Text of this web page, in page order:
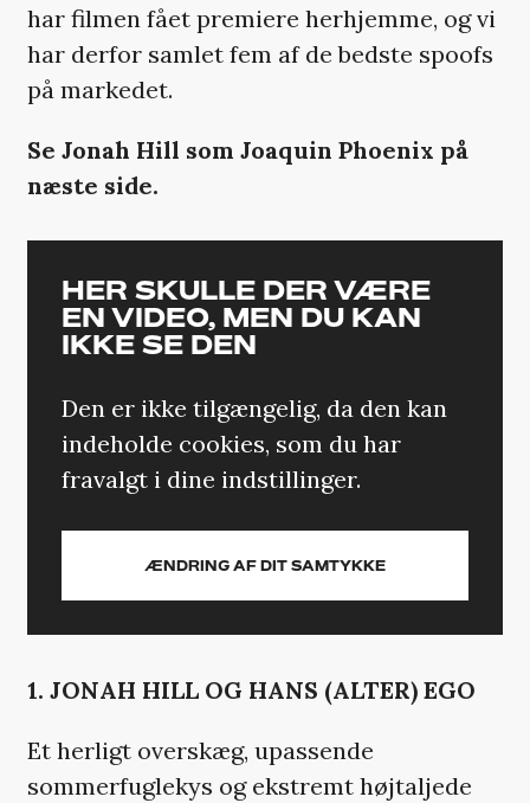
har filmen fået premiere herhjemme, og vi
har derfor samlet fem af de bedste spoofs
på markedet.
Se Jonah Hill som Joaquin Phoenix på
næste side.
HER SKULLE DER VÆRE
EN VIDEO, MEN DU KAN
IKKE SE DEN
Den er ikke tilgængelig, da den kan
indeholde cookies, som du har
fravalgt i dine indstillinger.
ÆNDRING AF DIT SAMTYKKE
1. JONAH HILL OG HANS (ALTER) EGO
Et herligt overskæg, upassende
sommerfuglekys og ekstremt højtaljede